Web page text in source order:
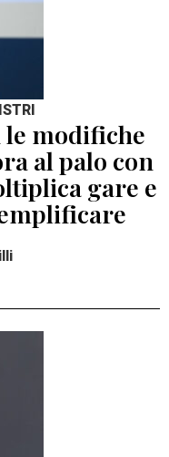
modifiche
al palo con
gare e